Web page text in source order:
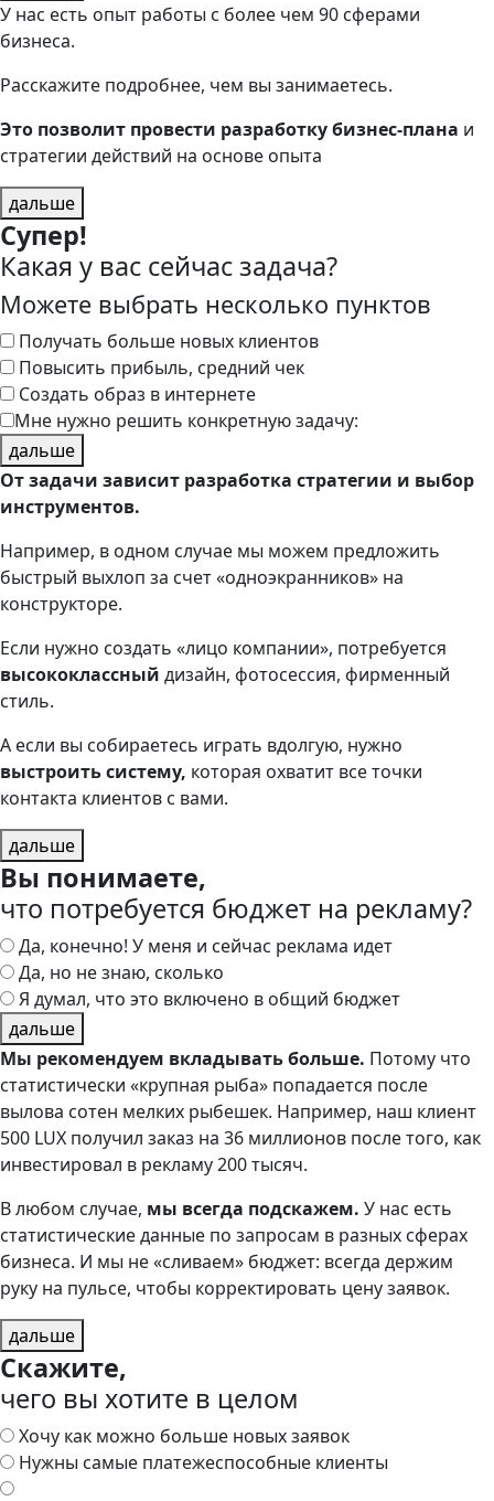
У нас есть опыт работы с более чем 90 сферами
бизнеса.
Расскажите подробнее, чем вы занимаетесь.
Это позволит провести разработку бизнес-плана и
стратегии действий на основе опыта
дальше
Супер!
Какая у вас сейчас задача?
Можете выбрать несколько пунктов
Получать больше новых клиентов
Повысить прибыль, средний чек
Создать образ в интернете
Мне нужно решить конкретную задачу:
дальше
От задачи зависит разработка стратегии и выбор
инструментов.
Например, в одном случае мы можем предложить
быстрый выхлоп за счет «одноэкранников» на
конструкторе.
Если нужно создать «лицо компании», потребуется
высококлассный дизайн, фотосессия, фирменный
стиль.
А если вы собираетесь играть вдолгую, нужно
выстроить систему, которая охватит все точки
контакта клиентов с вами.
дальше
Вы понимаете,
что потребуется бюджет на рекламу?
Да, конечно! У меня и сейчас реклама идет
Да, но не знаю, сколько
Я думал, что это включено в общий бюджет
дальше
Мы рекомендуем вкладывать больше. Потому что
статистически «крупная рыба» попадается после
вылова сотен мелких рыбешек. Например, наш клиент
500 LUX получил заказ на 36 миллионов после того, как
инвестировал в рекламу 200 тысяч.
В любом случае, мы всегда подскажем. У нас есть
статистические данные по запросам в разных сферах
бизнеса. И мы не «сливаем» бюджет: всегда держим
руку на пульсе, чтобы корректировать цену заявок.
дальше
Скажите,
чего вы хотите в целом
Хочу как можно больше новых заявок
Нужны самые платежеспособные клиенты